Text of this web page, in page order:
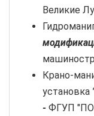
Великие
Крано-
установка
- ФГУП "ПО